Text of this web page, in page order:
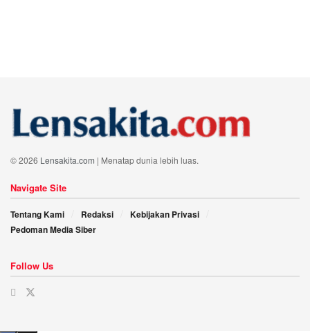
© 2026 Lensakita.com | Menatap dunia lebih luas.
Navigate Site
Tentang Kami Redaksi
Kebijakan Privasi
Pedoman Media Siber
Follow Us